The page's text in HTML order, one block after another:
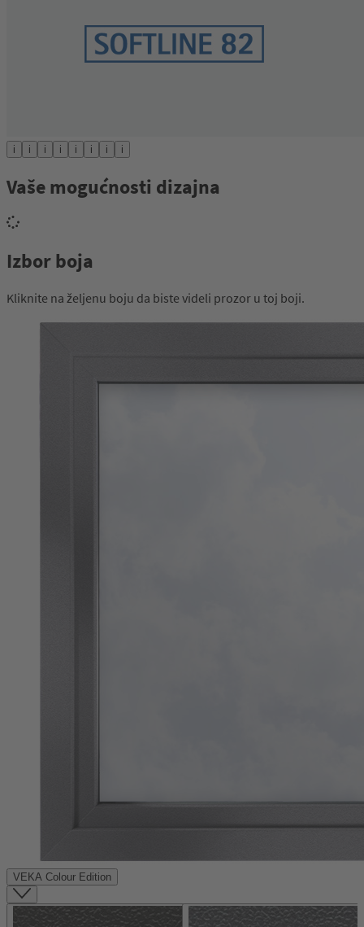
i i i i i i i i
Vaše mogućnosti dizajna
Izbor boja
Kliknite na željenu boju da biste videli prozor u toj boji.
VEKA Colour Edition